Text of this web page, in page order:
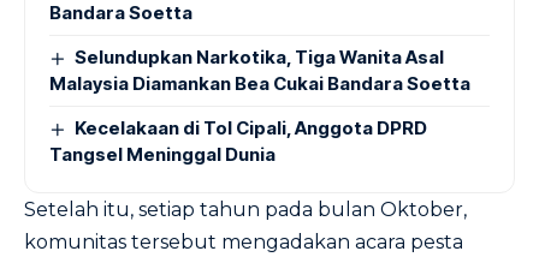
Bandara Soetta
Selundupkan Narkotika, Tiga Wanita Asal
Malaysia Diamankan Bea Cukai Bandara Soetta
Kecelakaan di Tol Cipali, Anggota DPRD
Tangsel Meninggal Dunia
Setelah itu, setiap tahun pada bulan Oktober,
komunitas tersebut mengadakan acara pesta